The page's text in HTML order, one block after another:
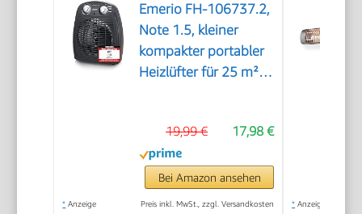
Emerio FH-106737.2,
Note 1.5, kleiner
kompakter portabler
Heizlüfter für 25 m², 2
verstellbarer
Thermostat,
Sicherheitsschalter,
Handgriff, 2000 Watt,
17,98 €
19,99 €
Bei Amazon ansehen
* Anzeige Preis inkl. MwSt., zzgl. Versandkosten * Anzeige